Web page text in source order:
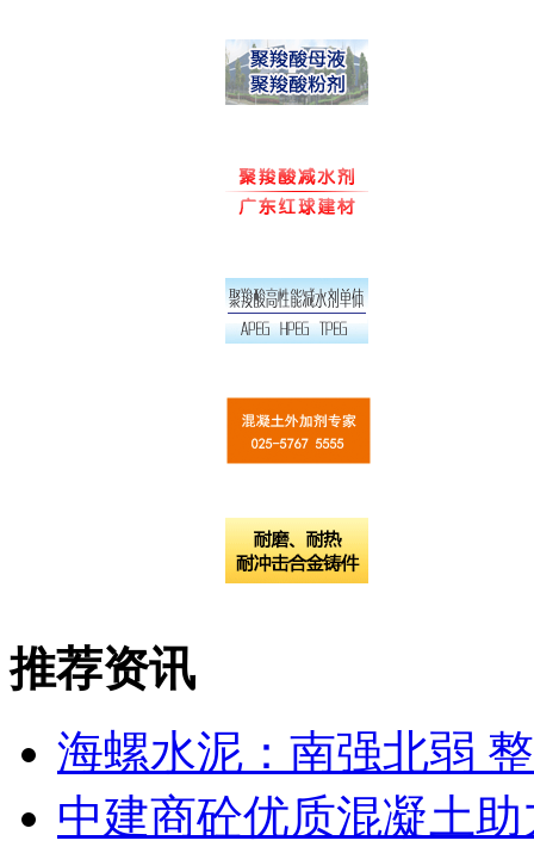
推荐资讯
海螺水泥：南强北弱
中建商砼优质混凝土